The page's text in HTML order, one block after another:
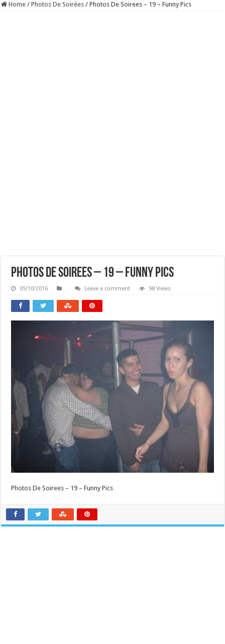
Home / Photos De Soirées / Photos De Soirees – 19 – Funny Pics
Photos De Soirees – 19 – Funny Pics
05/10/2016 Leave a comment 98 Views
Photos De Soirees – 19 – Funny Pics